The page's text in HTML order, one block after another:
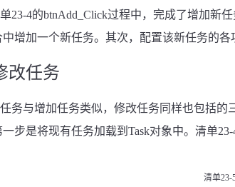
23-4的btnAdd_Click过程中，完成了增加新
中增加一个新任务。其次，配置该新任务的各
改任务
务与增加任务类似，修改任务同样也包括
步是将现有任务加载到 Task对象中。清单23-
清单23-